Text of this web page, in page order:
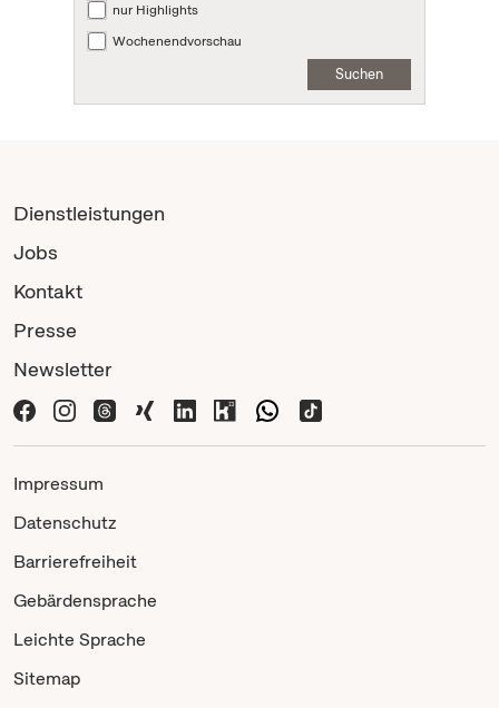
nur Highlights
Wochenendvorschau
Suchen
Dienstleistungen
Jobs
Kontakt
Presse
Newsletter
Impressum
Datenschutz
Barrierefreiheit
Gebärdensprache
Leichte Sprache
Sitemap